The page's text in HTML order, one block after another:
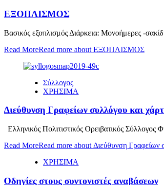
ΕΞΟΠΛΙΣΜΟΣ
Βασικός εξοπλισμός Διάρκεια: Μονοήμερες -
Read MoreRead more about ΕΞΟΠΛΙΣΜΟΣ
Σύλλογος
ΧΡΗΣΙΜΑ
Διεύθυνση Γραφείων συλλόγου και
Ελληνικός Πολιτιστικός Ορειβατικός
Read MoreRead more about Διεύθυνση Γραφείων
ΧΡΗΣΙΜΑ
Οδηγίες στους συντονιστές αναβάσεων